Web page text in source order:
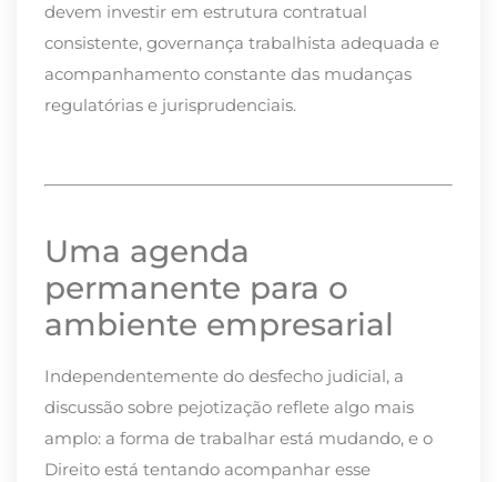
devem investir em estrutura contratual
consistente, governança trabalhista adequada e
acompanhamento constante das mudanças
regulatórias e jurisprudenciais.
Uma agenda
permanente para o
ambiente empresarial
Independentemente do desfecho judicial, a
discussão sobre pejotização reflete algo mais
amplo: a forma de trabalhar está mudando, e o
Direito está tentando acompanhar esse